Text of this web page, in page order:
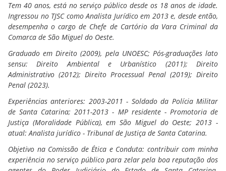
Tem 40 anos, está no serviço público desde os 18 anos de idade.
Ingressou no TJSC como Analista Jurídico em 2013 e, desde então,
desempenha o cargo de Chefe de Cartório da Vara Criminal da
Comarca de São Miguel do Oeste.
Graduado em Direito (2009), pela UNOESC; Pós-graduações lato
sensu: Direito Ambiental e Urbanístico (2011); Direito
Administrativo (2012); Direito Processual Penal (2019); Direito
Penal (2023).
Experiências anteriores: 2003-2011 - Soldado da Polícia Militar
de Santa Catarina; 2011-2013 - MP residente - Promotoria de
Justiça (Moralidade Pública), em São Miguel do Oeste; 2013 -
atual: Analista jurídico - Tribunal de Justiça de Santa Catarina.
Objetivo na Comissão de Ética e Conduta: contribuir com minha
experiência no serviço público para zelar pela boa reputação dos